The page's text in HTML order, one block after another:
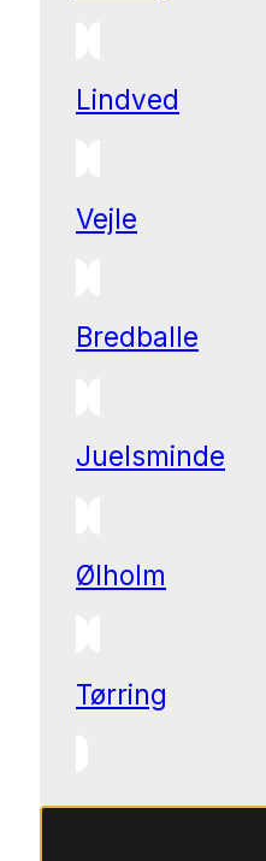
Lindved
Vejle
Bredballe
Juelsminde
Ølholm
Tørring